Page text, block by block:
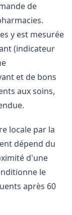
de
y est mesurée
(indicateur
et de bons
aux soins,
locale par la
dépend du
d'une
le
après 60